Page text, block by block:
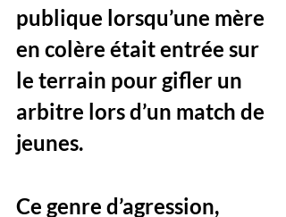
publique lorsqu’une mère
en colère était entrée sur
le terrain pour gifler un
arbitre lors d’un match de
jeunes.
Ce genre d’agression,